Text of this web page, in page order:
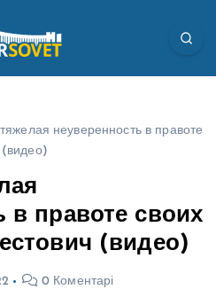
неуверенность в правоте
(видео)
в правоте своих
(видео)
0 Коментарі